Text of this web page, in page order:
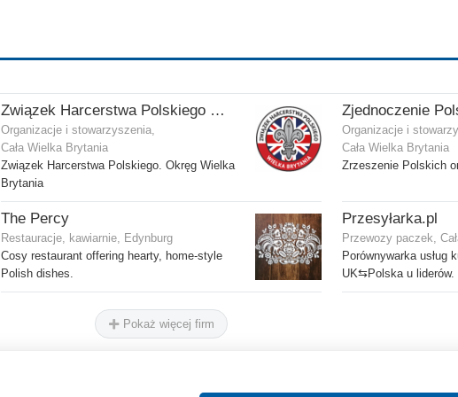
Związek Harcerstwa Polskiego w Wielkiej Brytanii
Organizacje i stowarzyszenia,
Cała Wielka Brytania
Związek Harcerstwa Polskiego. Okręg Wielka
Brytania
Organizacje i
Cała Wielka Brytania
Zrzeszenie Polskich
The Percy
Restauracje, kawiarnie, Edynburg
Cosy restaurant offering hearty, home-style
Polish dishes.
Przesyłarka.pl
Przewozy paczek,
Porównywarka usług
UK⇆Polska u liderów.
Pokaż więcej firm